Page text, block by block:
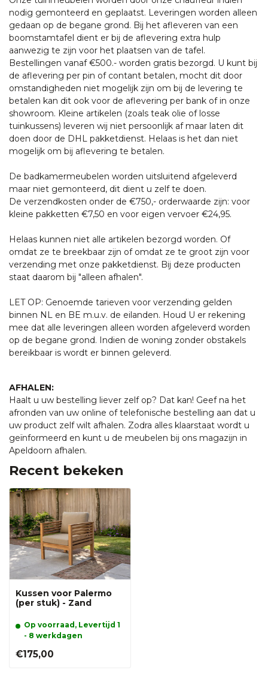
nodig gemonteerd en geplaatst. Leveringen worden alleen
gedaan op de begane grond. Bij het afleveren van een
boomstamtafel dient er bij de aflevering extra hulp
aanwezig te zijn voor het plaatsen van de tafel.
Bestellingen vanaf €500.- worden gratis bezorgd. U kunt bij
de aflevering per pin of contant betalen, mocht dit door
omstandigheden niet mogelijk zijn om bij de levering te
betalen kan dit ook voor de aflevering per bank of in onze
showroom. Kleine artikelen (zoals teak olie of losse
tuinkussens) leveren wij niet persoonlijk af maar laten dit
doen door de DHL pakketdienst. Helaas is het dan niet
mogelijk om bij aflevering te betalen.
De badkamermeubelen worden uitsluitend afgeleverd
maar niet gemonteerd, dit dient u zelf te doen.
De verzendkosten onder de €750,- orderwaarde zijn: voor
kleine pakketten €7,50 en voor eigen vervoer €24,95.
Helaas kunnen niet alle artikelen bezorgd worden. Of
omdat ze te breekbaar zijn of omdat ze te groot zijn voor
verzending met onze pakketdienst. Bij deze producten
staat daarom bij "alleen afhalen".
LET OP: Genoemde tarieven voor verzending gelden
binnen NL en BE m.u.v. de eilanden. Houd U er rekening
mee dat alle leveringen alleen worden afgeleverd worden
op de begane grond. Indien de woning zonder obstakels
bereikbaar is wordt er binnen geleverd.
AFHALEN:
Haalt u uw bestelling liever zelf op? Dat kan! Geef na het
afronden van uw online of telefonische bestelling aan dat u
uw product zelf wilt afhalen. Zodra alles klaarstaat wordt u
geïnformeerd en kunt u de meubelen bij ons magazijn in
Apeldoorn afhalen.
Recent bekeken
Kussen voor Palermo
(per stuk) - Zand
Op voorraad, Levertijd 1
- 8 werkdagen
€175,00